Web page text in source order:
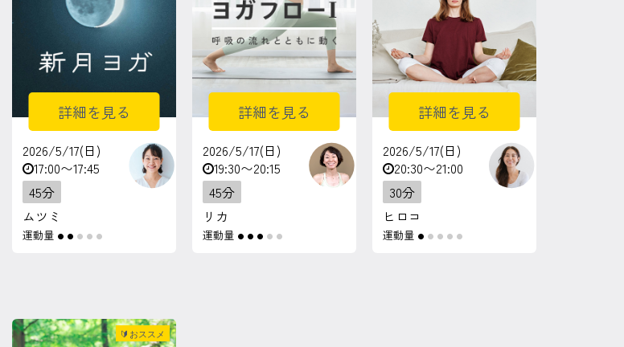
詳細を見る
2026/5/17(日)
17:00〜17:45
45分
ムツミ
運動量 ● ● ● ● ●
詳細を見る
2026/5/17(日)
19:30〜20:15
45分
リカ
運動量 ● ● ● ● ●
詳細を見る
2026/5/17(日)
20:30〜21:00
30分
ヒロコ
運動量 ● ● ● ● ●
🔰おススメ